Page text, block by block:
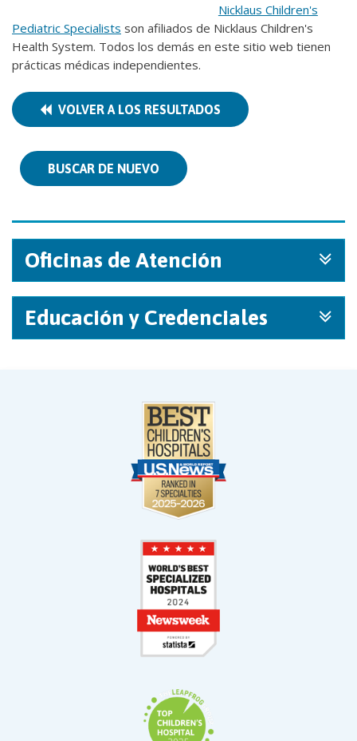
Nicklaus Children's
Pediatric Specialists son afiliados de Nicklaus Children's
Health System. Todos los demás en este sitio web tienen
prácticas médicas independientes.
VOLVER A LOS RESULTADOS
BUSCAR DE NUEVO
Oficinas de Atención
Educación y Credenciales